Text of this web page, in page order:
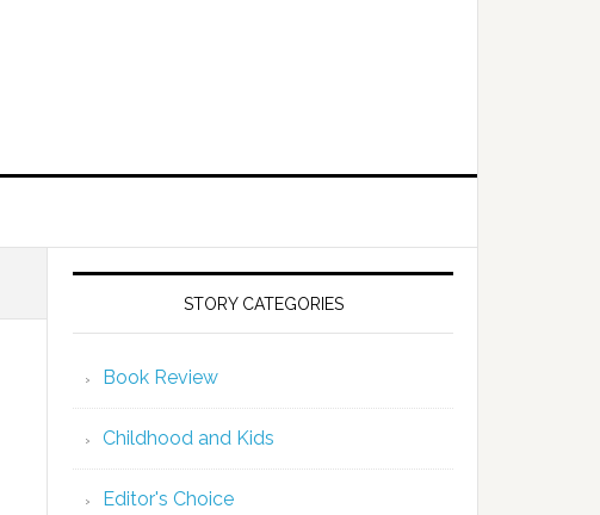
STORY CATEGORIES
Book Review
Childhood and Kids
Editor's Choice